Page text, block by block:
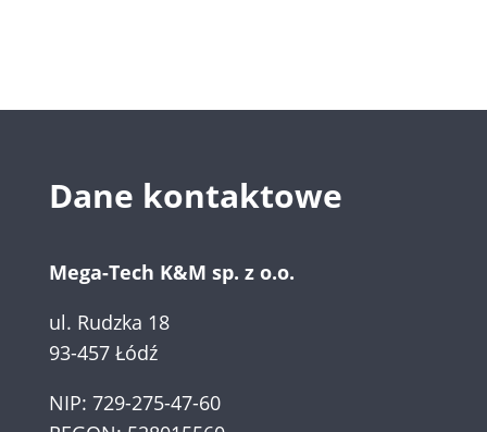
Dane kontaktowe
Mega-Tech K&M sp. z o.o.
ul. Rudzka 18
93-457 Łódź
NIP: 729-275-47-60